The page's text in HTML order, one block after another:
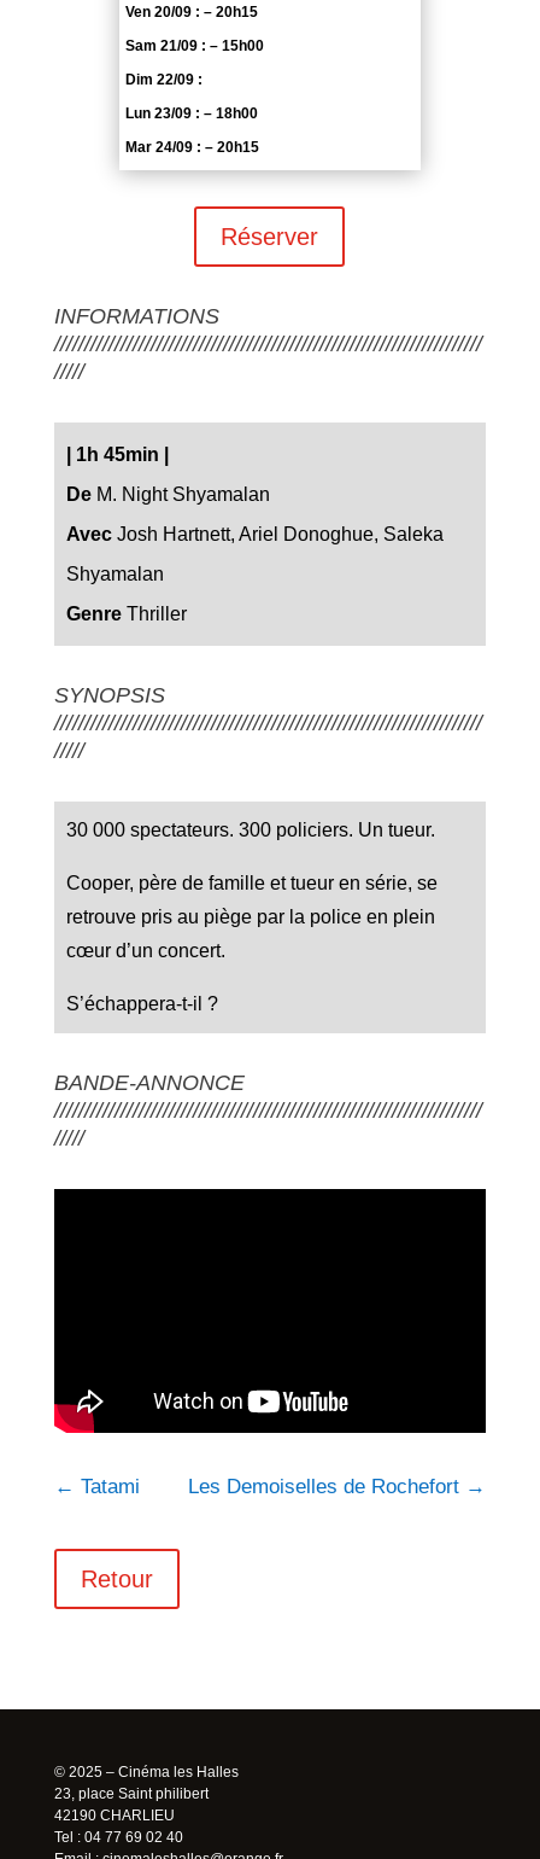
Ven 20/09 : – 20h15
Sam 21/09 : – 15h00
Dim 22/09 :
Lun 23/09 : – 18h00
Mar 24/09 : – 20h15
Réserver
INFORMATIONS
///////////////////////////////////////////////////////////////////////
/////
1h 45min
DeM. Night Shyamalan
AvecJosh Hartnett, Ariel Donoghue, Saleka
Shyamalan
GenreThriller
SYNOPSIS
///////////////////////////////////////////////////////////////////////
/////
30 000 spectateurs. 300 policiers. Un tueur.
Cooper, père de famille et tueur en série, se
retrouve pris au piège par la police en plein
cœur d’un concert.
S’échappera-t-il ?
BANDE-ANNONCE
///////////////////////////////////////////////////////////////////////
/////
← Tatami Les Demoiselles de Rochefort →
Retour
© 2025 – Cinéma les Halles
23, place Saint philibert
42190 CHARLIEU
Tel : 04 77 69 02 40